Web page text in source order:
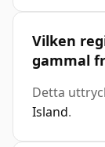
Vilken
gammal
Detta
Island.